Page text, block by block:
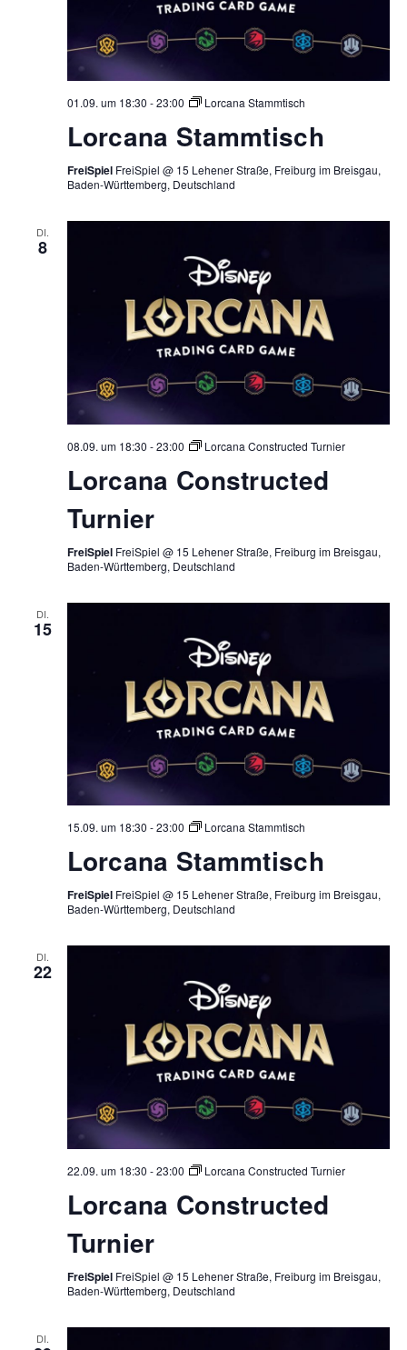
01.09. um 18:30 -23:00 Lorcana Stammtisch
Lorcana Stammtisch
FreiSpiel FreiSpiel @ 15 Lehener Straße, Freiburg im Breisgau,
Baden-Württemberg, Deutschland
DI.
8
08.09. um 18:30 -23:00 Lorcana Constructed Turnier
Lorcana Constructed
Turnier
FreiSpiel FreiSpiel @ 15 Lehener Straße, Freiburg im Breisgau,
Baden-Württemberg, Deutschland
DI.
15
15.09. um 18:30 -23:00 Lorcana Stammtisch
Lorcana Stammtisch
FreiSpiel FreiSpiel @ 15 Lehener Straße, Freiburg im Breisgau,
Baden-Württemberg, Deutschland
DI.
22
22.09. um 18:30 -23:00 Lorcana Constructed Turnier
Lorcana Constructed
Turnier
FreiSpiel FreiSpiel @ 15 Lehener Straße, Freiburg im Breisgau,
Baden-Württemberg, Deutschland
DI.